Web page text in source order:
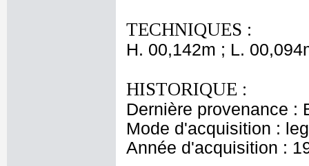
TECHNIQUES :
H. 00,142m ; L.
HISTORIQUE :
Dernière provenance :
Mode d'acquisition :
Année d'acquisition :